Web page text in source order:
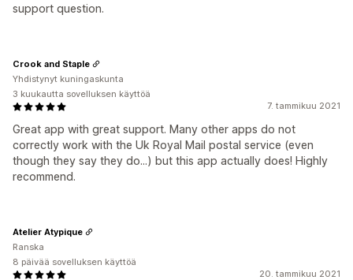
support question.
7. tammikuu 2021
Great app with great support. Many other apps do not
correctly work with the Uk Royal Mail postal service (even
though they say they do...) but this app actually does! Highly
recommend.
Crook and Staple
Yhdistynyt kuningaskunta
3 kuukautta sovelluksen käyttöä
20. tammikuu 2021
Atelier Atypique
Ranska
8 päivää sovelluksen käyttöä